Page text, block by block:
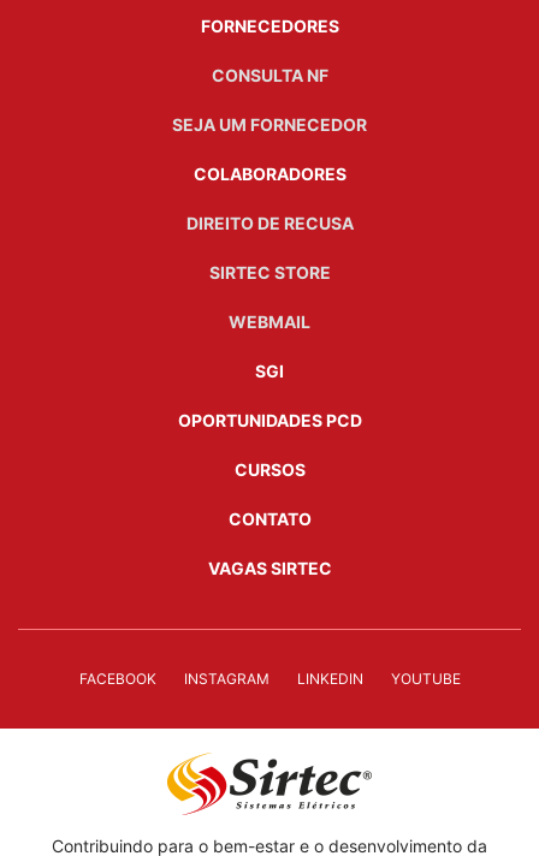
FORNECEDORES
CONSULTA NF
SEJA UM FORNECEDOR
COLABORADORES
DIREITO DE RECUSA
SIRTEC STORE
WEBMAIL
SGI
OPORTUNIDADES PCD
CURSOS
CONTATO
VAGAS SIRTEC
FACEBOOK INSTAGRAM LINKEDIN YOUTUBE
Contribuindo para o bem-estar e o desenvolvimento da